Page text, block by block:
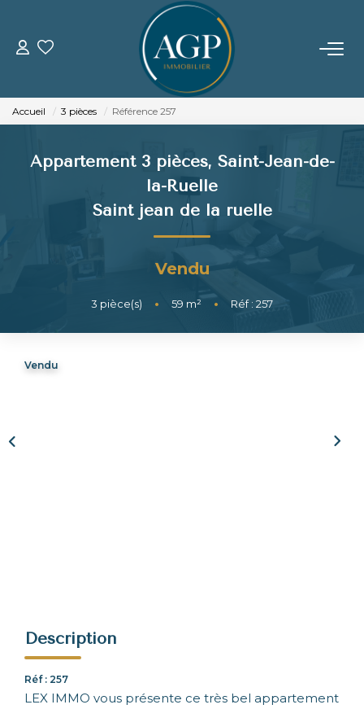
ACHETER
VENDRE
Estimer Votre Bien
Nos Biens Vendus
GERER
Accueil 3 pièces Référence 257
Appartement 3 pièces, Saint-Jean-de-
la-Ruelle
Saint jean de la ruelle
Vendu
3 pièce(s) • 59 m² • Réf : 257
Vendu
Description
Réf : 257
LEX IMMO vous présente ce très bel appartement